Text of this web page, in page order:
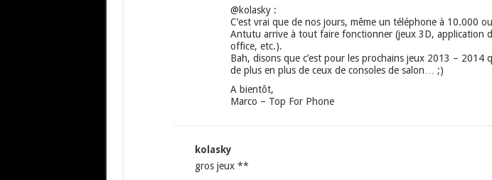
@kolasky :
C’est vrai que de nos jours, même un téléphone à 10.000
Antutu arrive à tout faire fonctionner (jeux 3D, application
office, etc.).
Bah, disons que c’est pour les prochains jeux 2013 – 2014
de plus en plus de ceux de consoles de salon… ;)
A bientôt,
Marco – Top For Phone
kolasky
gros jeux **